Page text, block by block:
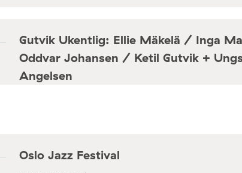
Gutvik Ukentlig: Ellie Mäkelä / Inga
Oddvar Johansen / Ketil Gutvik +
Angelsen
Oslo Jazz Festival